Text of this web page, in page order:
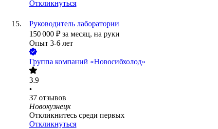
Откликнуться
Руководитель лаборатории
150 000 ₽ за месяц, на руки
Опыт 3-6 лет
Группа компаний «Новосибхолод»
3.9
•
37 отзывов
Новокузнецк
Откликнитесь среди первых
Откликнуться